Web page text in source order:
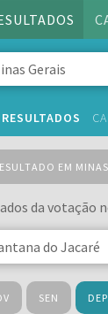
RESULTADOS
EM
da votação
SEN